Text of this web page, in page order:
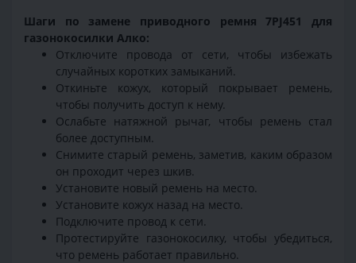
Шаги по замене приводного ремня 7PJ451 для
газонокосилки Алко:
Отключите провода от сети, чтобы избежать
случайных коротких замыканий.
Откиньте кожух, который покрывает ремень,
чтобы получить доступ к нему.
Ослабьте натяжной рычаг, чтобы ремень стал
более доступным.
Снимите старый ремень, заметив, каким образом
он проходит через шкив.
Установите новый ремень на место.
Установите кожух назад на место.
Подключите провод к сети.
Протестируйте газонокосилку, чтобы убедиться,
что ремень работает правильно.